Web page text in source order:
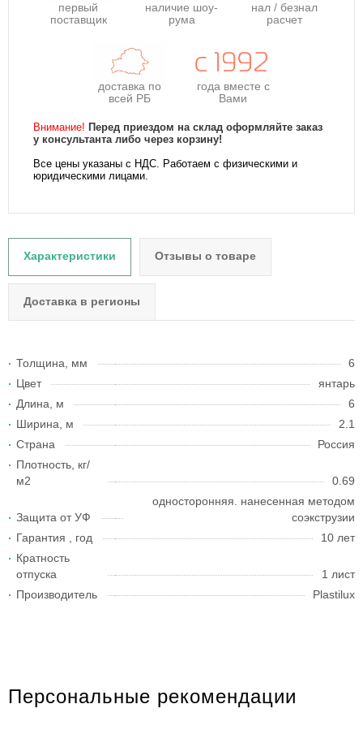
первый
поставщик
наличие шоу-
рума
нал / безнал
расчет
доставка по
всей РБ
года вместе с
Вами
Внимание! Перед приездом на склад оформляйте заказ
у консультанта либо через корзину!
Все цены указаны с НДС. Работаем с физическими и
юридическими лицами.
Характеристики Отзывы о товаре
Доставка в регионы
Толщина, мм
6
Цвет
янтарь
Длина, м
6
Ширина, м
2.1
Страна
Россия
Плотность, кг/
м2
0.69
Защита от УФ
односторонняя. нанесенная методом
соэкструзии
Гарантия , год
10 лет
Кратность
отпуска
1 лист
Производитель
Plastilux
Персональные рекомендации